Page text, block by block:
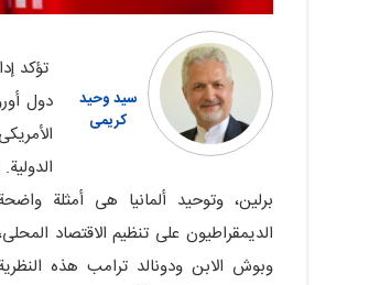
سید وحید
کریمی
تؤکد
دول
برلین، وتوحید ألمانیا هی أمثلة
الدیمقراطیون على تنظیم الاقتصاد
وبوش الابن ودونالد ترامب هذه